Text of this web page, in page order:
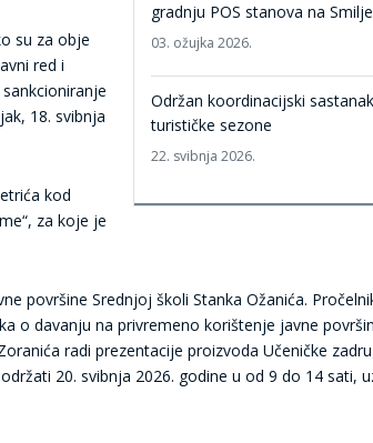
gradnju POS stanova na
03. ožujka 2026.
Održan koordinacijski
turističke sezone
22. svibnja 2026.
su za obje
red i
18. svibnja
kod
za koje je
površine Srednjoj školi Stanka Ožanića.
o davanju na privremeno korištenje javne
radi prezentacije proizvoda Učeničke
20. svibnja 2026. godine u od 9 do 14 sati,